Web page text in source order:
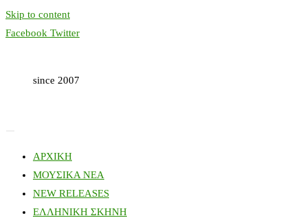
Skip to content
Facebook Twitter
since 2007
ΑΡΧΙΚΗ
ΜΟΥΣΙΚΑ ΝΕΑ
NEW RELEASES
ΕΛΛΗΝΙΚΗ ΣΚΗΝΗ